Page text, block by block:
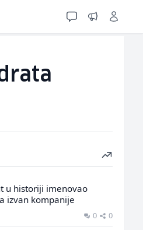
u historiji imenovao
izvan kompanije
0 0